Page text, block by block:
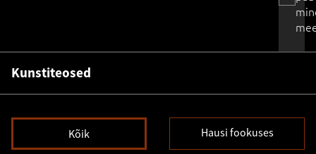
Kunstiteosed
Kõik Hausi fookuses